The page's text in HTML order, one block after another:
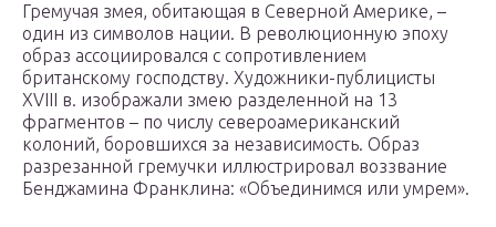
Гремучая змея, обитающая в Северной Америке, –
один из символов нации. В революционную эпоху
образ ассоциировался с сопротивлением
британскому господству. Художники-публицисты
XVIII в. изображали змею разделенной на 13
фрагментов – по числу североамериканский
колоний, боровшихся за независимость. Образ
разрезанной гремучки иллюстрировал воззвание
Бенджамина Франклина: «Объединимся или умрем».